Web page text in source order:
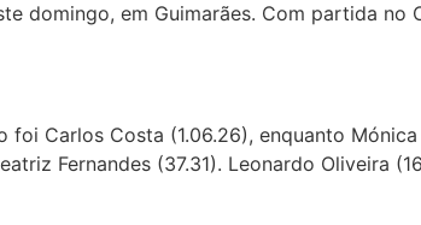
domingo, em Guimarães. Com partida
Carlos Costa (1.06.26), enquanto
Fernandes (37.31). Leonardo Oliveira